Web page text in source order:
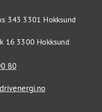
343 3301 Hokksund
16 3300 Hokksund
80